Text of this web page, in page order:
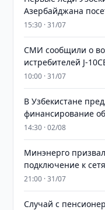
Азербайджана
15:30 · 31/07
СМИ сообщили о
истребителей J-
10:00 · 31/07
В Узбекистане
финансирование
14:30 · 02/08
Минэнерго
подключение к
21:00 · 31/07
Случай с